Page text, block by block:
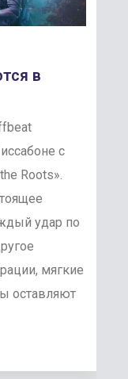
в
с
Roots».
удар по
мягкие
оставляют